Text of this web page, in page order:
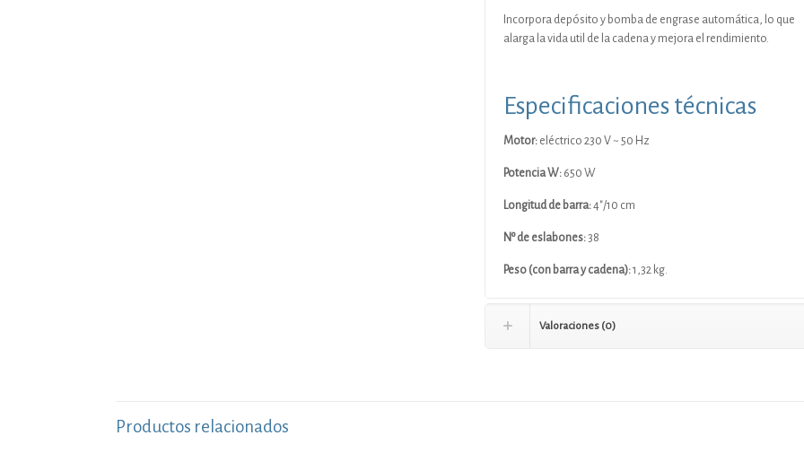
Incorpora depósito y bomba de engrase automática, lo que
alarga la vida util de la cadena y mejora el rendimiento.
Especificaciones técnicas
Motor:eléctrico 230 V ~ 50 Hz
Potencia W:650 W
Longitud de barra:4″/10 cm
Nº de eslabones:38
Peso (con barra y cadena):1,32 kg.
Valoraciones (0)
Productos relacionados